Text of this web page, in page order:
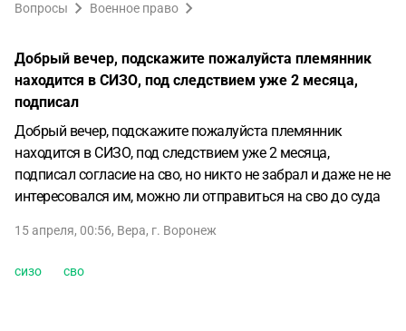
Вопросы Военное право
Добрый вечер, подскажите пожалуйста племянник
находится в СИЗО, под следствием уже 2 месяца,
подписал
Добрый вечер, подскажите пожалуйста племянник
находится в СИЗО, под следствием уже 2 месяца,
подписал согласие на сво, но никто не забрал и даже не не
интересовался им, можно ли отправиться на сво до суда
15 апреля, 00:56, Вера, г. Воронеж
сизо сво